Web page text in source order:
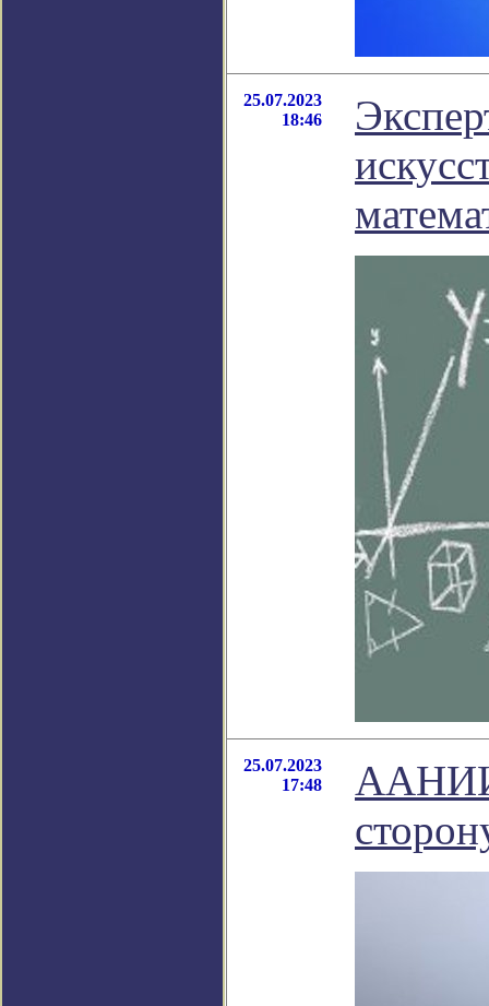
25.07.2023
18:46
25.07.2023
17:48